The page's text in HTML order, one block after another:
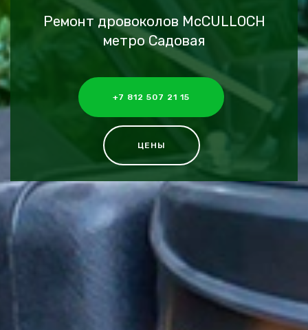
Ремонт дровоколов McCULLOCH
метро Садовая
+7 812 507 21 15
ЦЕНЫ